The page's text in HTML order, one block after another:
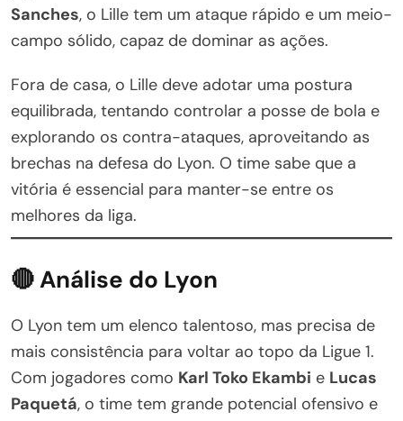
Sanches, o Lille tem um ataque rápido e um meio-
campo sólido, capaz de dominar as ações.
Fora de casa, o Lille deve adotar uma postura
equilibrada, tentando controlar a posse de bola e
explorando os contra-ataques, aproveitando as
brechas na defesa do Lyon. O time sabe que a
vitória é essencial para manter-se entre os
melhores da liga.
🔴 Análise do Lyon
O Lyon tem um elenco talentoso, mas precisa de
mais consistência para voltar ao topo da Ligue 1.
Com jogadores como Karl Toko Ekambi e Lucas
Paquetá, o time tem grande potencial ofensivo e